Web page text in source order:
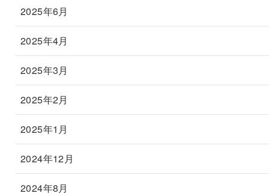
2025年6月
2025年4月
2025年3月
2025年2月
2025年1月
2024年12月
2024年8月